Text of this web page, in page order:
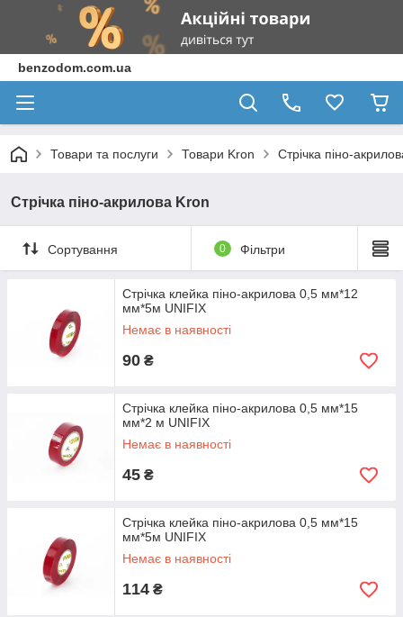
benzodom.com.ua
Товари та послуги Товари Kron Стрічка піно-
Стрічка піно-акрилова Kron
Сортування 0 Фільтри
Стрічка клейка піно-акрилова 0,5 мм*12
мм*5м UNIFIX
Немає в наявності
90 ₴
Стрічка клейка піно-акрилова 0,5 мм*15
мм*2 м UNIFIX
Немає в наявності
45 ₴
Стрічка клейка піно-акрилова 0,5 мм*15
мм*5м UNIFIX
Немає в наявності
114 ₴